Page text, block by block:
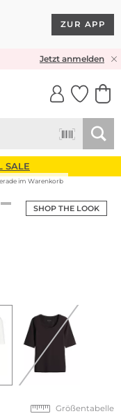
ZUR APP
Jetzt anmelden
SALE
SHOP THE LOOK
im Warenkorb
Größentabelle